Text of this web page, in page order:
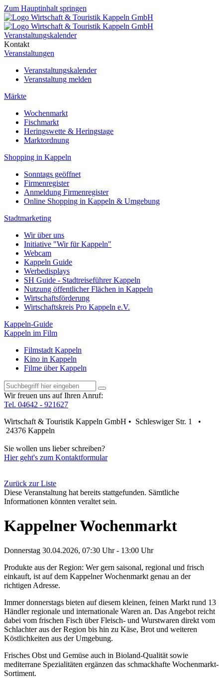
Zum Hauptinhalt springen
Veranstaltungskalender
Kontakt
Veranstaltungen
Veranstaltungskalender
Veranstaltung melden
Märkte
Wochenmarkt
Fischmarkt
Heringswette & Heringstage
Marktordnung
Shopping in Kappeln
Sonntags geöffnet
Firmenregister
Anmeldung Firmenregister
Online Shopping in Kappeln & Umgebung
Stadtmarketing
Wir über uns
Initiative "Wir für Kappeln"
Webcam
Kappeln Guide
Werbedisplays
SH Guide - Stadtreiseführer Kappeln
Nutzung öffentlicher Flächen in Kappeln
Wirtschaftsförderung
Wirtschaftskreis Pro Kappeln e.V.
Kappeln-Guide
Kappeln im Film
Filmstadt Kappeln
Kino in Kappeln
Filme über Kappeln
Wir freuen uns auf Ihren Anruf:
Tel. 04642 - 921627
Wirtschaft & Touristik Kappeln GmbH • Schleswiger Str. 1 •
24376 Kappeln
Sie wollen uns lieber schreiben?
Hier geht's zum Kontaktformular
Zurück zur Liste
Diese Veranstaltung hat bereits stattgefunden. Sämtliche
Informationen könnten veraltet sein.
Kappelner Wochenmarkt
Donnerstag 30.04.2026, 07:30 Uhr - 13:00 Uhr
Produkte aus der Region: Wer gern saisonal, regional und frisch
einkauft, ist auf dem Kappelner Wochenmarkt genau an der
richtigen Adresse.
Immer donnerstags bieten auf diesem kleinen, feinen Markt rund 13
Händler regionale und internationale Waren an. Das Angebot reicht
dabei vom frischen Fisch über Fleisch- und Wurstwaren direkt vom
Schlachter aus der Region bis hin zu Käse, Brot und weiteren
Köstlichkeiten aus der Umgebung.
Frisches Obst und Gemüse auch in Bioland-Qualität sowie
mediterrane Spezialitäten ergänzen das schmackhafte Wochenmarkt-
Sortiment.